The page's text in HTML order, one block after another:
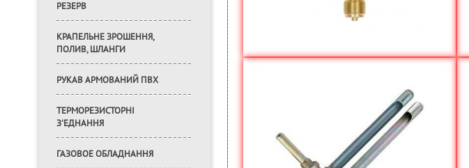
РЕЗЕРВ
КРАПЕЛЬНЕ ЗРОШЕННЯ,
ПОЛИВ, ШЛАНГИ
РУКАВ АРМОВАНИЙ ПВХ
ТЕРМОРЕЗИСТОРНІ
З'ЕДНАННЯ
ГАЗОВОЕ ОБЛАДНАННЯ